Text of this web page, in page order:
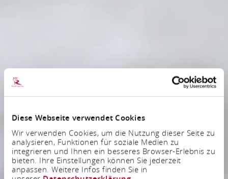
Diese Webseite verwendet Cookies
Wir verwenden Cookies, um die Nutzung dieser Seite zu
analysieren, Funktionen für soziale Medien zu
integrieren und Ihnen ein besseres Browser-Erlebnis zu
bieten. Ihre Einstellungen können Sie jederzeit
anpassen. Weitere Infos finden Sie in